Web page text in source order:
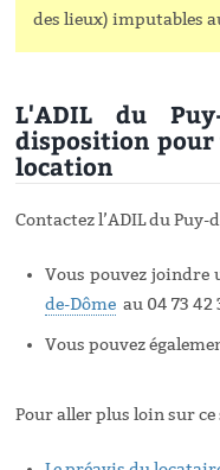
des lieux) imputables
L'ADIL du
disposition
location
Contactez l’ADIL du Puy-
Vous pouvez joindre
de-Dôme au 04 73 42
Vous pouvez
Pour aller plus loin sur ce